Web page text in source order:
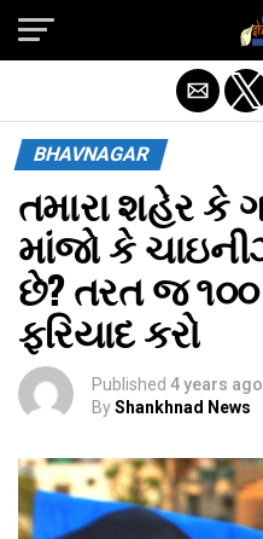
BHAVNAGAR
તમારા શહેર કે
માંજો કે
છે? તરત જ
ફરિયાદ કરો
Published 4 years ago
ByShankhnad News
Exit